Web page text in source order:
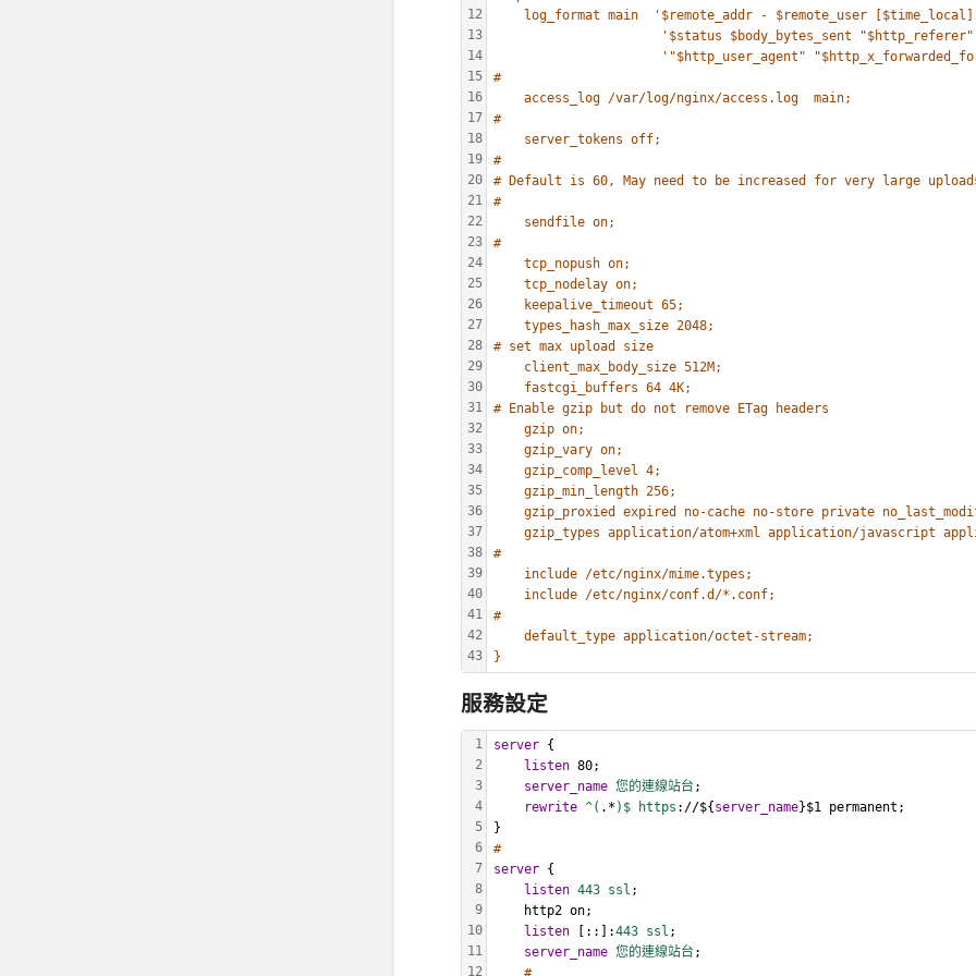
12
13
14
15
16
17
18
19
20
21
22
23
24
25
26
27
28
29
30
31
32
33
34
35
36
37
38
39
40
41
42
43
log_format main  '$remote_addr - $remote_user
'$status $body_bytes_sent
'"$http_user_agent"
#
access_log /var/log/nginx/access.log  main;
#
server_tokens off;
#
# Default is 60, May need to be increased for very large
#
sendfile on;
#
tcp_nopush on;
tcp_nodelay on;
keepalive_timeout 65;
types_hash_max_size 2048;
# set max upload size
client_max_body_size 512M;
fastcgi_buffers 64 4K;
# Enable gzip but do not remove ETag headers
gzip on;
gzip_vary on;
gzip_comp_level 4;
gzip_min_length 256;
gzip_proxied expired no-cache no-store private
gzip_types application/atom+xml application/javascript
#
include /etc/nginx/mime.types;
include /etc/nginx/conf.d/*.conf;
#
default_type application/octet-stream;
}
服務設定
1
2
3
4
5
6
7
8
9
10
11
12
server {
listen 80;
server_name 您的連線站台 ;
rewrite ^( .* )$ https ://${ server_name}$1 permanent;
}
#
server {
listen 443 ssl ;
    http2 on;
listen [::]:443 ssl ;
server_name 您的連線站台 ;